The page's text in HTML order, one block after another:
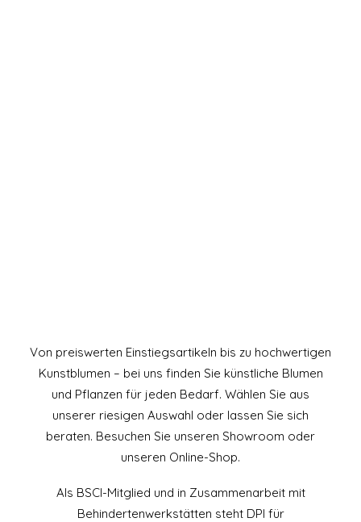
Von preiswerten Einstiegsartikeln bis zu hochwertigen
Kunstblumen – bei uns finden Sie künstliche Blumen
und Pflanzen für jeden Bedarf. Wählen Sie aus
unserer riesigen Auswahl oder lassen Sie sich
beraten. Besuchen Sie unseren Showroom oder
unseren Online-Shop.
Als BSCI-Mitglied und in Zusammenarbeit mit
Behindertenwerkstätten steht DPI für